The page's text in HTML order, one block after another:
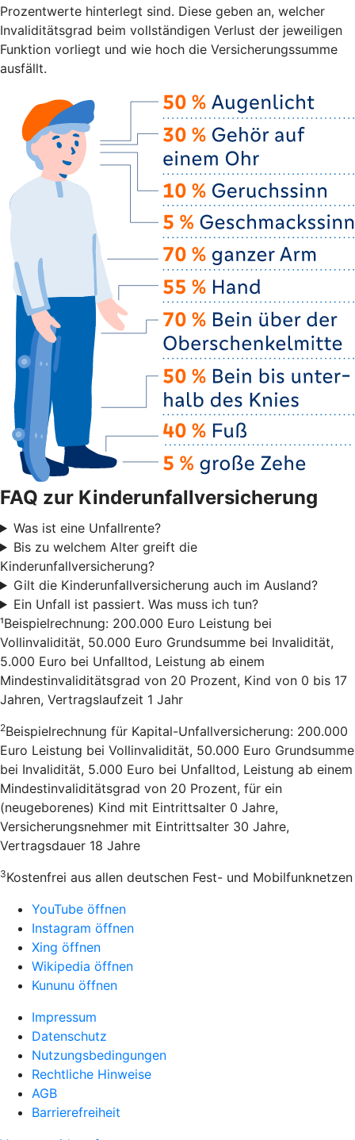
Prozentwerte hinterlegt sind. Diese geben an, welcher
Invaliditätsgrad beim vollständigen Verlust der jeweiligen
Funktion vorliegt und wie hoch die Versicherungssumme
ausfällt.
FAQ zur Kinderunfallversicherung
Was ist eine Unfallrente?
Bis zu welchem Alter greift die
Kinderunfallversicherung?
Gilt die Kinderunfallversicherung auch im Ausland?
Ein Unfall ist passiert. Was muss ich tun?
¹Beispielrechnung: 200.000 Euro Leistung bei
Vollinvalidität, 50.000 Euro Grundsumme bei Invalidität,
5.000 Euro bei Unfalltod, Leistung ab einem
Mindestinvaliditätsgrad von 20 Prozent, Kind von 0 bis 17
Jahren, Vertragslaufzeit 1 Jahr
2Beispielrechnung für Kapital-Unfallversicherung: 200.000
Euro Leistung bei Vollinvalidität, 50.000 Euro Grundsumme
bei Invalidität, 5.000 Euro bei Unfalltod, Leistung ab einem
Mindestinvaliditätsgrad von 20 Prozent, für ein
(neugeborenes) Kind mit Eintrittsalter 0 Jahre,
Versicherungsnehmer mit Eintrittsalter 30 Jahre,
Vertragsdauer 18 Jahre
3Kostenfrei aus allen deutschen Fest- und Mobilfunknetzen
YouTube öffnen
Instagram öffnen
Xing öffnen
Wikipedia öffnen
Kununu öffnen
Impressum
Datenschutz
Nutzungsbedingungen
Rechtliche Hinweise
AGB
Barrierefreiheit